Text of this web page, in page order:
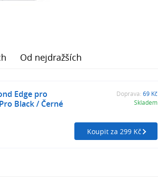
Od nejdražších
Edge pro
Black / Černé
Doprava: 69 Kč
Skladem
Koupit za 299 Kč